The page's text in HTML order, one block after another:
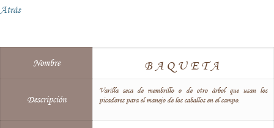
Atrás
Nombre BAQUETA
Descripción
Varilla seca de membrillo o de otro árbol que usan los
picadores para el manejo de los caballos en el campo.